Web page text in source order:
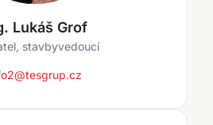
Lukáš Grof
stavbyvedoucí